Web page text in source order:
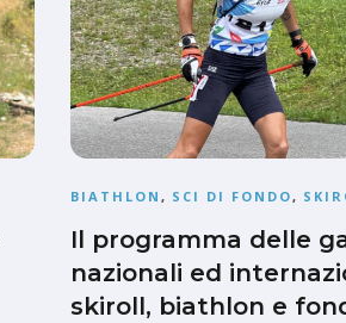
BIATHLON , SCI DI FONDO,
Il programma delle
nazionali ed
skiroll, biathlon e